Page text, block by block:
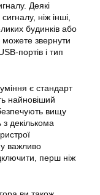
Деякі
ніж інші,
будинків або
можете звернути
портів і тип
є стандарт
найновіший
вищу
декількома
важливо
перш ніж